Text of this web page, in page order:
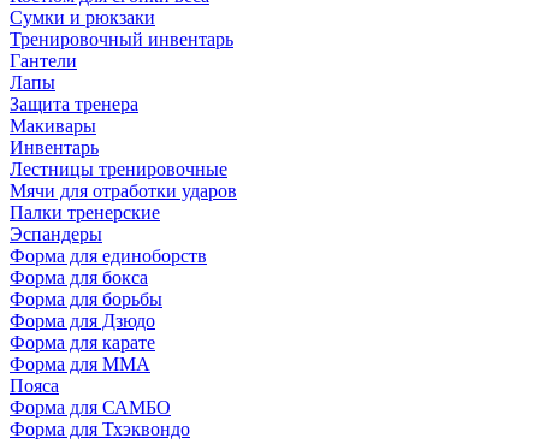
Сумки и рюкзаки
Тренировочный инвентарь
Гантели
Лапы
Защита тренера
Макивары
Инвентарь
Лестницы тренировочные
Мячи для отработки ударов
Палки тренерские
Эспандеры
Форма для единоборств
Форма для бокса
Форма для борьбы
Форма для Дзюдо
Форма для карате
Форма для MMA
Пояса
Форма для САМБО
Форма для Тхэквондо